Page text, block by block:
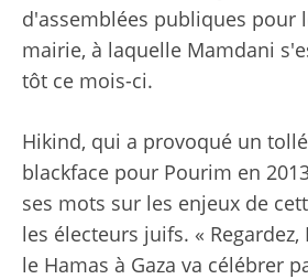
d'assemblées publiques pour
mairie, à laquelle Mamdani
tôt ce mois-ci.
Hikind, qui a provoqué un
blackface pour Pourim en
ses mots sur les enjeux de
les électeurs juifs. «
le Hamas à Gaza va célébrer